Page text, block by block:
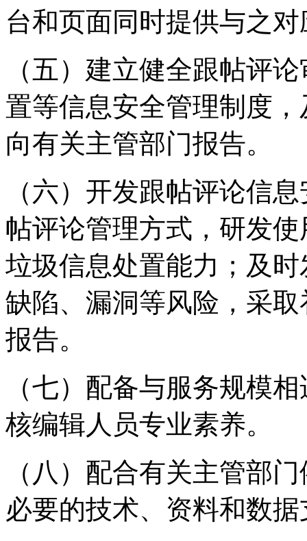
台和页面同时提供与之
（五）建立健全跟帖评
置等信息安全管理制度
向有关主管部门报告。
（六）开发跟帖评论信
帖评论管理方式，研发
垃圾信息处置能力；及
缺陷、漏洞等风险，采
报告。
（七）配备与服务规模
核编辑人员专业素养。
（八）配合有关主管部
必要的技术、资料和数